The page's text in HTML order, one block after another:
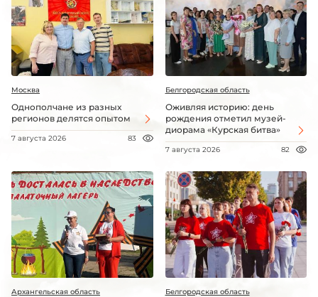
Москва
Однополчане из разных
регионов делятся опытом
7 августа 2026 83
Белгородская область
Оживляя историю: день
рождения отметил музей-
диорама «Курская битва»
7 августа 2026 82
Архангельская область Белгородская область